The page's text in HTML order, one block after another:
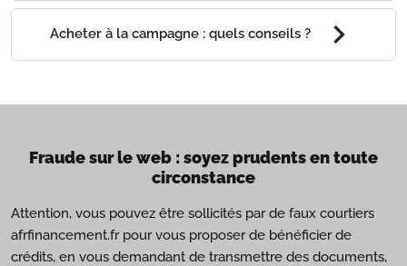
Acheter à la campagne : quels conseils ? chevron_right
Fraude sur le web : soyez prudents en toute
circonstance
Attention, vous pouvez être sollicités par de faux courtiers
afrfinancement.fr pour vous proposer de bénéficier de
crédits, en vous demandant de transmettre des documents,